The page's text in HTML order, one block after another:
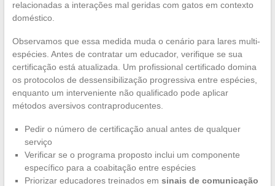
relacionadas a interações mal geridas com gatos em contexto
doméstico.
Observamos que essa medida muda o cenário para lares multi-
espécies. Antes de contratar um educador, verifique se sua
certificação está atualizada. Um profissional certificado domina
os protocolos de dessensibilização progressiva entre espécies,
enquanto um interveniente não qualificado pode aplicar
métodos aversivos contraproducentes.
Pedir o número de certificação anual antes de qualquer
serviço
Verificar se o programa proposto inclui um componente
específico para a coabitação entre espécies
Priorizar educadores treinados em sinais de comunicação